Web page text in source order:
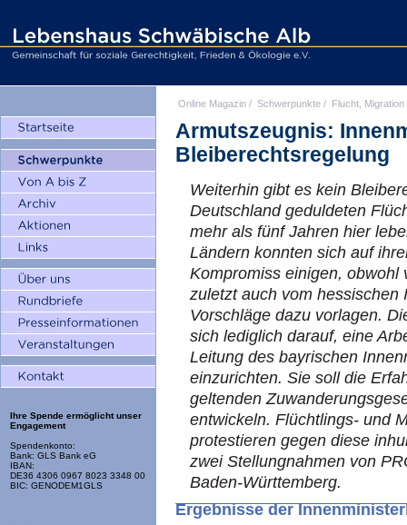
Ihre Spende ermöglicht unser
Engagement
Spendenkonto:
Bank: GLS Bank eG
IBAN:
DE36 4306 0967 8023 3348 00
BIC: GENODEM1GLS
Online Magazin / Schwerpunkte / Flucht, Migration
Armutszeugnis:
Bleiberechtsregelung
Weiterhin gibt es kein
Deutschland geduldeten
mehr als fünf Jahren hier
Ländern konnten sich auf
Kompromiss einigen, obwohl
zuletzt auch vom hessischen
Vorschläge dazu vorlagen.
sich lediglich darauf, eine
Leitung des bayrischen
einzurichten. Sie soll die
geltenden
entwickeln. Flüchtlings- und
protestieren gegen diese
zwei Stellungnahmen von
Baden-Württemberg.
Ergebnisse der